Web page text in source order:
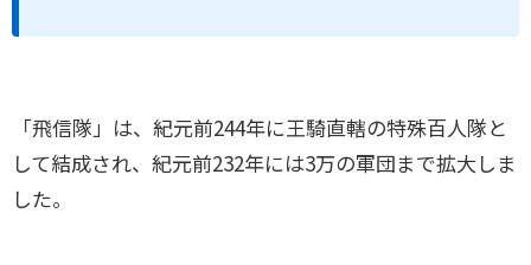
「飛信隊」は、紀元前244年に王騎直轄の特殊百人隊と
して結成され、紀元前232年には3万の軍団まで拡大しま
した。